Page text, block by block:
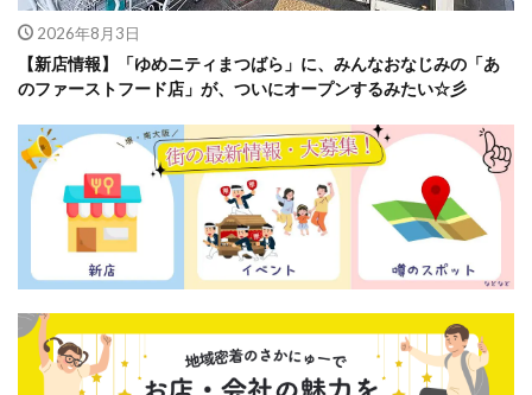
2026年8月3日
【新店情報】「ゆめニティまつばら」に、みんなおなじみの「あ
のファーストフード店」が、ついにオープンするみたい☆彡